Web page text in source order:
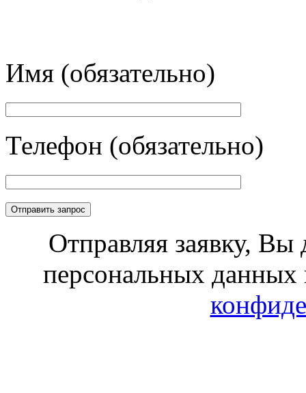
Имя (обязательно)
Телефон (обязательно)
Отправляя заявку, Вы
персональных данных